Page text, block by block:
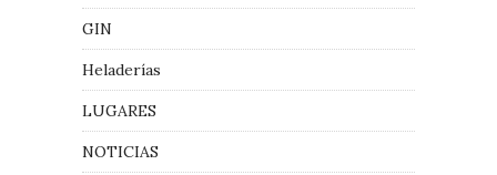
GIN
Heladerías
LUGARES
NOTICIAS